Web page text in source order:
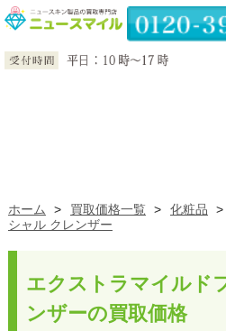
ホーム > 買取価格一覧 > 化粧品 >
シャル クレンザー
エクストラマイルド
ンザーの買取価格